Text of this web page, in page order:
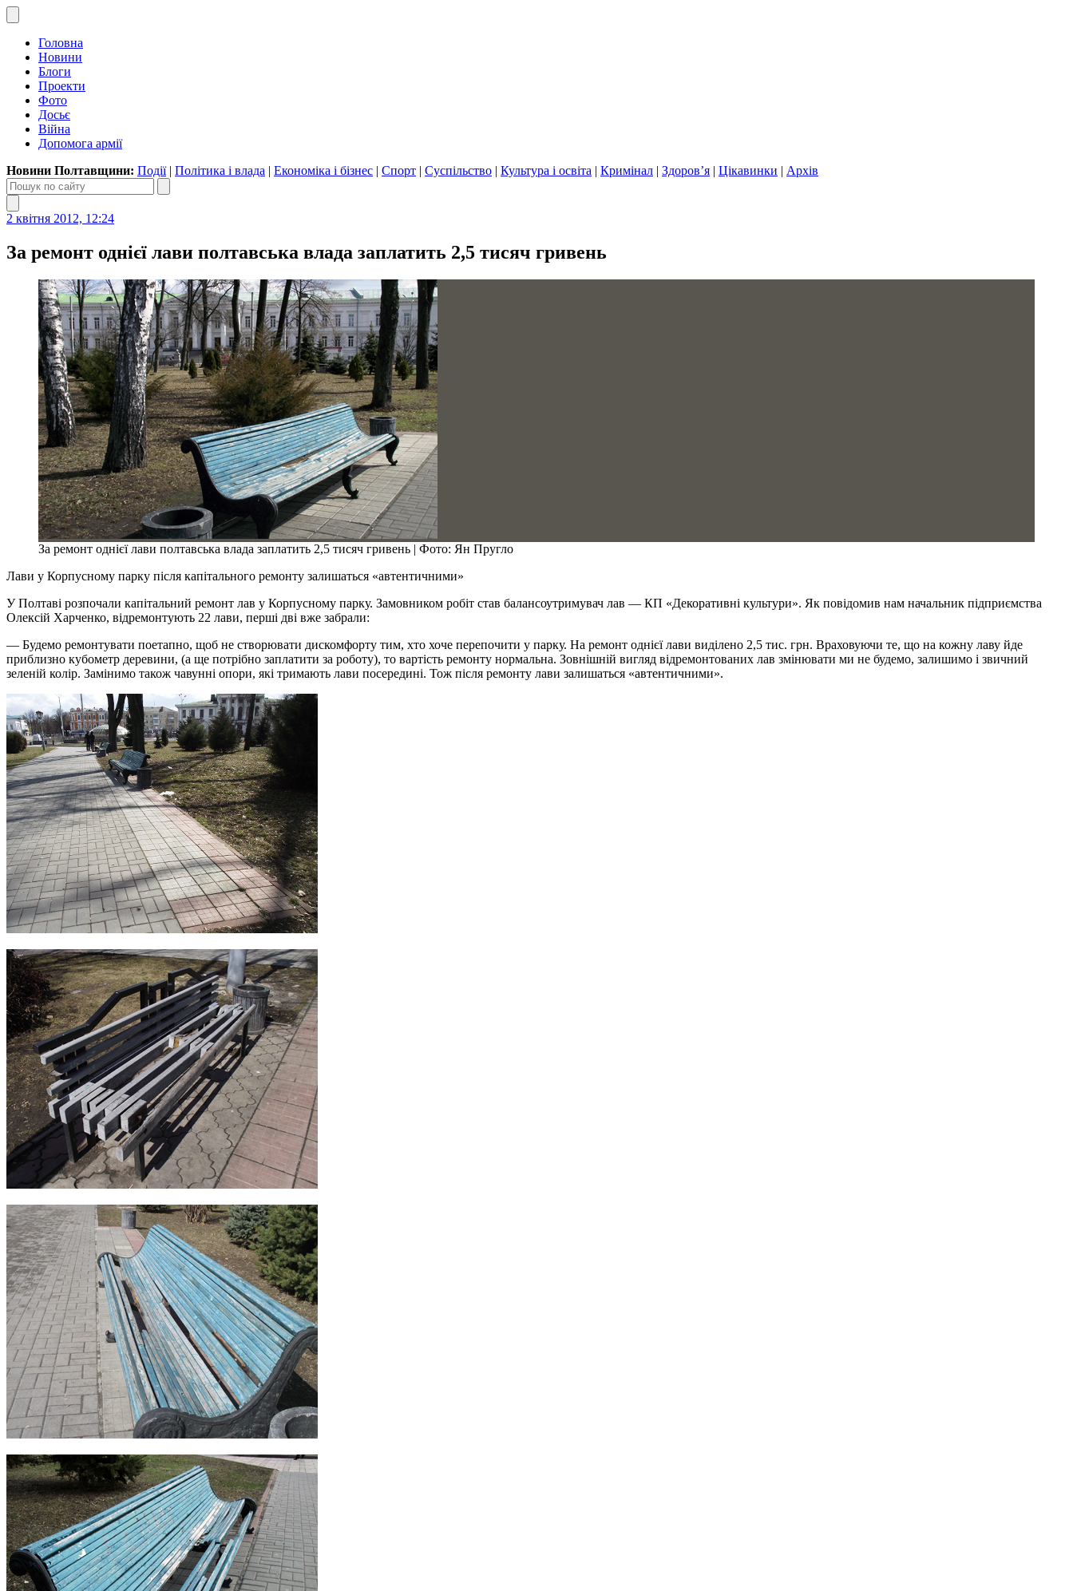
Головна
Новини
Блоги
Проекти
Фото
Досьє
Війна
Допомога армії
Новини Полтавщини: Події| Політика і влада | Економіка і бізнес | Спорт | Суспільство | Культура і освіта | Кримінал | Здоров’я | Цікавинки | Архів
2 квітня 2012, 12:24
За ремонт однієї лави полтавська влада заплатить 2,5 тисяч гривень
За ремонт однієї лави полтавська влада заплатить 2,5 тисяч гривень | Фото: Ян Пругло
Лави у Корпусному парку після капітального ремонту залишаться «автентичними»
У Полтаві розпочали капітальний ремонт лав у Корпусному парку. Замовником робіт став балансоутримувач лав — КП «Декоративні культури». Як повідомив нам начальник підприємства
Олексій Харченко, відремонтують 22 лави, перші дві вже забрали:
— Будемо ремонтувати поетапно, щоб не створювати дискомфорту тим, хто хоче перепочити у парку. На ремонт однієї лави виділено 2,5 тис. грн. Враховуючи те, що на кожну лаву йде
приблизно кубометр деревини, (а ще потрібно заплатити за роботу), то вартість ремонту нормальна. Зовнішній вигляд відремонтованих лав змінювати ми не будемо, залишимо і звичний
зеленій колір. Замінимо також чавунні опори, які тримають лави посередині. Тож після ремонту лави залишаться «автентичними».